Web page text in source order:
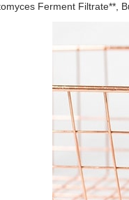
Ferment Filtrate**,